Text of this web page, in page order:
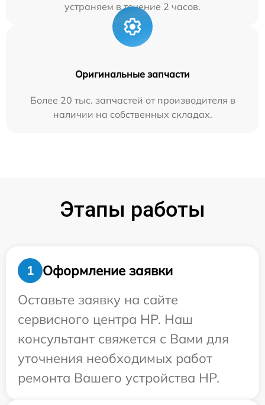
устраняем в течение 2 часов.
Оригинальные запчасти
Более 20 тыс. запчастей от производителя в
наличии на собственных складах.
Этапы работы
1
Оформление заявки
Оставьте заявку на сайте
сервисного центра HP. Наш
консультант свяжется с Вами для
уточнения необходимых работ
ремонта Вашего устройства HP.